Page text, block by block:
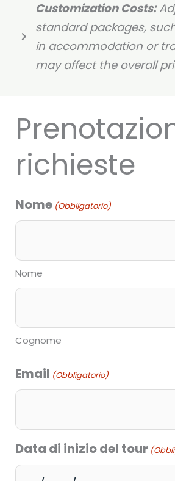
Customization Costs:
standard packages,
in accommodation or
may affect the overall
richieste
Nome (Obbligatorio)
Nome
Cognome
Email (Obbligatorio)
Data di inizio del tour
GG
slash
slash
AAAA